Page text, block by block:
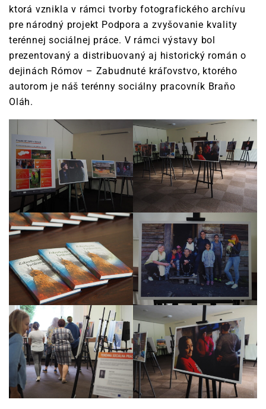
ktorá vznikla v rámci tvorby fotografického archívu
pre národný projekt Podpora a zvyšovanie kvality
terénnej sociálnej práce. V rámci výstavy bol
prezentovaný a distribuovaný aj historický román o
dejinách Rómov – Zabudnuté kráľovstvo, ktorého
autorom je náš terénny sociálny pracovník Braňo
Oláh.